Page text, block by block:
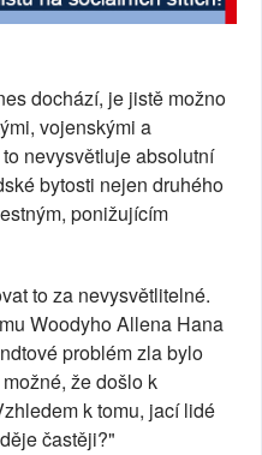
dochází, je jistě možno
vojenskými a
nevysvětluje absolutní
bytosti nejen druhého
ponižujícím
to za nevysvětlitelné.
Woodyho Allena Hana
problém zla bylo
že došlo k
k tomu, jací lidé
častěji?"